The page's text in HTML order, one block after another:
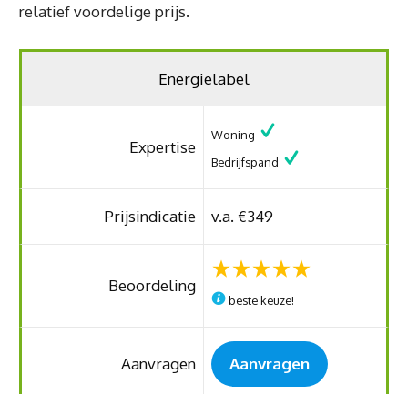
relatief voordelige prijs.
Energielabel
Expertise
Woning
Bedrijfspand
Prijsindicatie v.a. €349
Beoordeling
beste keuze!
Aanvragen Aanvragen